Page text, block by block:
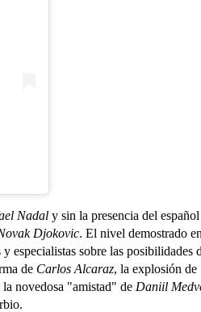
Nadaly sin la presencia del español
Djokovic. El nivel demostrado
especialistas sobre las posibilidades
de Carlos Alcaraz, la explosión de
novedosa "amistad" de Daniil